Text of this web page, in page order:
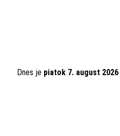
Dnes je piatok 7. august 2026